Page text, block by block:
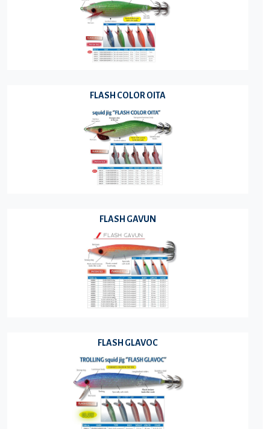
FLASH COLOR OITA
FLASH GAVUN
FLASH GLAVOC